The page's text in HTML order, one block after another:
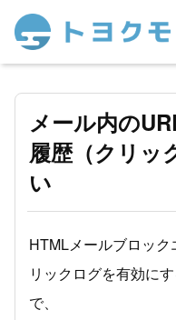
メール内の
履歴（クリッ
い
HTMLメールブロッ
リックログを有効に
で、